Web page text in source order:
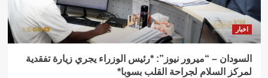
اخبار
السودان – “ميرور نيوز”: *رئيس الوزراء يجري زيارة تفقدية
لمركز السلام لجراحة القلب بسوبا*